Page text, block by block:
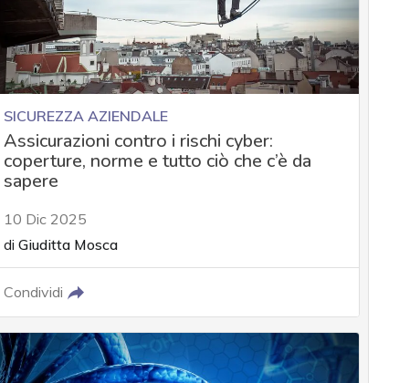
SICUREZZA AZIENDALE
Assicurazioni contro i rischi cyber:
coperture, norme e tutto ciò che c’è da
sapere
10 Dic 2025
di Giuditta Mosca
Condividi